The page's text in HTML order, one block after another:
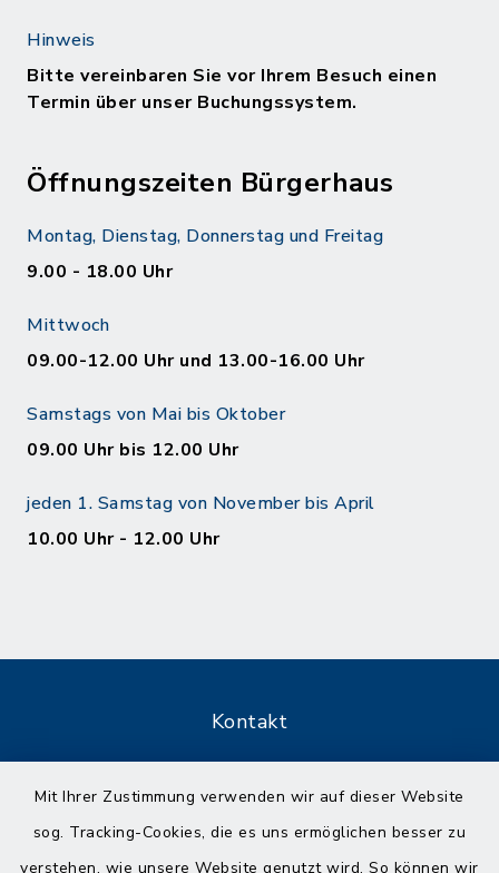
Mit Ihrer Zustimmung verwenden wir auf dieser Website
sog. Tracking-Cookies, die es uns ermöglichen besser zu
verstehen, wie unsere Website genutzt wird. So können wir
Hinweis
Bitte vereinbaren Sie vor Ihrem Besuch einen
Termin über unser Buchungssystem.
Öffnungszeiten Bürgerhaus
Montag, Dienstag, Donnerstag und Freitag
9.00 - 18.00 Uhr
Mittwoch
09.00-12.00 Uhr und 13.00-16.00 Uhr
Samstags von Mai bis Oktober
09.00 Uhr bis 12.00 Uhr
jeden 1. Samstag von November bis April
10.00 Uhr - 12.00 Uhr
Kontakt
Datenschutz